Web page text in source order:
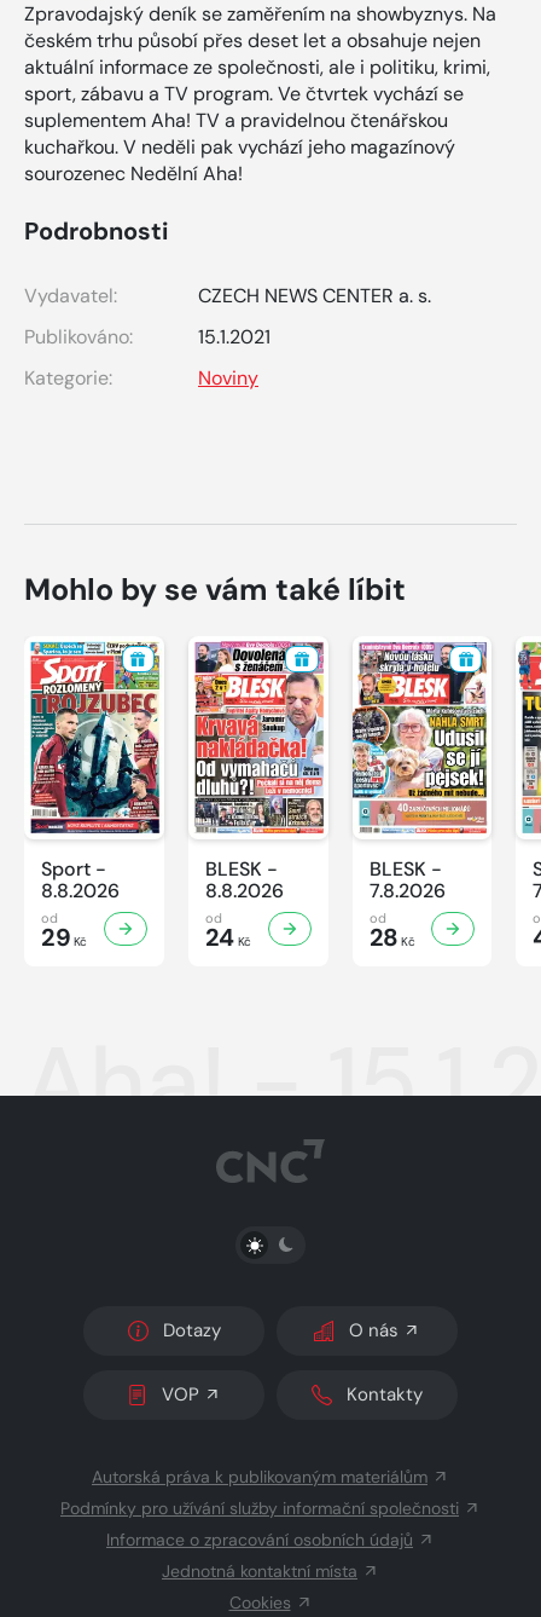
Zpravodajský deník se zaměřením na showbyznys. Na
českém trhu působí přes deset let a obsahuje nejen
aktuální informace ze společnosti, ale i politiku, krimi,
sport, zábavu a TV program. Ve čtvrtek vychází se
suplementem Aha! TV a pravidelnou čtenářskou
kuchařkou. V neděli pak vychází jeho magazínový
sourozenec Nedělní Aha!
Podrobnosti
Vydavatel:
CZECH NEWS CENTER a. s.
Publikováno:
15.1.2021
Kategorie:
Noviny
Mohlo by se vám také líbit
Sport -
8.8.2026
od
29 Kč
BLESK -
8.8.2026
od
24Kč
BLESK -
7.8.2026
od
28 Kč
Aha! -
PŘEPNOUT SVĚTLÝ/TMAVÝ REŽIM
Dotazy O nás
VOP Kontakty
Autorská práva k publikovaným materiálům
Podmínky pro užívání služby informační společnosti
Informace o zpracování osobních údajů
Jednotná kontaktní místa
Cookies